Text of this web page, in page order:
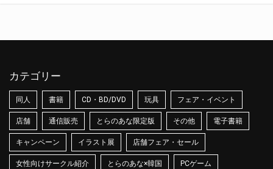
カテゴリー
同人 書籍 CD・BD/DVD 玩具 フェア・イベント
店舗 通信販売 とらのあな限定版 その他 電子書籍
キャンペーン イラスト展 店舗フェア・セール
女性向けサークル紹介 とらのあな×韓国 PCゲーム